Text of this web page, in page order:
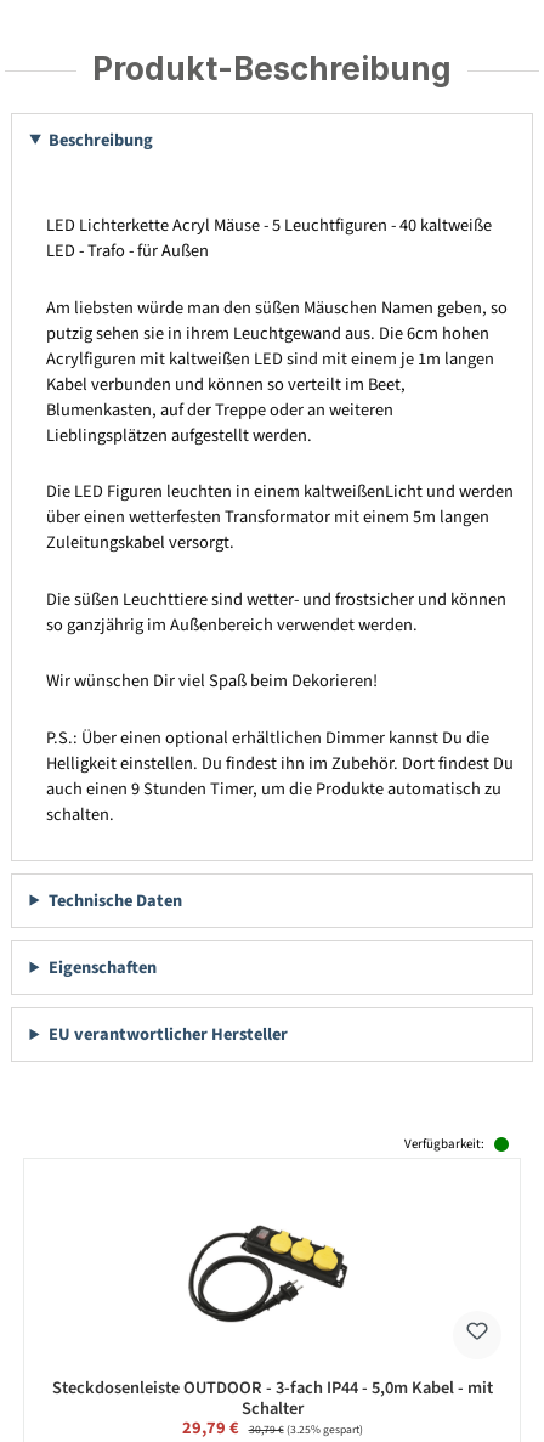
Produkt-Beschreibung
Beschreibung
LED Lichterkette Acryl Mäuse - 5 Leuchtfiguren - 40 kaltweiße
LED - Trafo - für Außen
Am liebsten würde man den süßen Mäuschen Namen geben, so
putzig sehen sie in ihrem Leuchtgewand aus. Die 6cm hohen
Acrylfiguren mit kaltweißen LED sind mit einem je 1m langen
Kabel verbunden und können so verteilt im Beet,
Blumenkasten, auf der Treppe oder an weiteren
Lieblingsplätzen aufgestellt werden.
Die LED Figuren leuchten in einem kaltweißenLicht und werden
über einen wetterfesten Transformator mit einem 5m langen
Zuleitungskabel versorgt.
Die süßen Leuchttiere sind wetter- und frostsicher und können
so ganzjährig im Außenbereich verwendet werden.
Wir wünschen Dir viel Spaß beim Dekorieren!
P.S.: Über einen optional erhältlichen Dimmer kannst Du die
Helligkeit einstellen. Du findest ihn im Zubehör. Dort findest Du
auch einen 9 Stunden Timer, um die Produkte automatisch zu
schalten.
Technische Daten
Eigenschaften
EU verantwortlicher Hersteller
Verfügbarkeit:
Steckdosenleiste OUTDOOR - 3-fach IP44 - 5,0m Kabel - mit
Schalter
Verkaufspreis:
29,79 € Regulärer Preis:
30,79 €(3.25% gespart)